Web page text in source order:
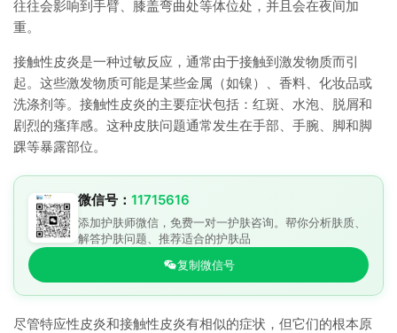
往往会影响到手臂、膝盖弯曲处等体位处，并且会在夜间加
重。
接触性皮炎是一种过敏反应，通常由于接触到激发物质而引
起。这些激发物质可能是某些金属（如镍）、香料、化妆品或
洗涤剂等。接触性皮炎的主要症状包括：红斑、水泡、脱屑和
剧烈的瘙痒感。这种皮肤问题通常发生在手部、手腕、脚和脚
踝等暴露部位。
微信号： 11715616
添加护肤师微信，免费一对一护肤咨询。帮你分析肤质、
解答护肤问题、推荐适合的护肤品
复制微信号
尽管特应性皮炎和接触性皮炎有相似的症状，但它们的根本原